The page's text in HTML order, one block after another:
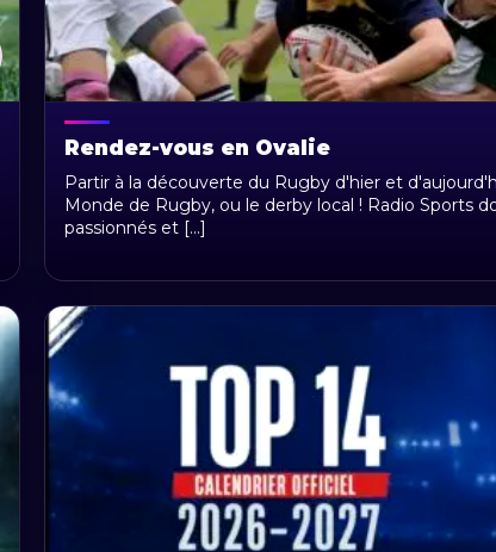
Rendez-vous en Ovalie
Partir à la découverte du Rugby d'hier et
Monde de Rugby, ou le derby local ! Radio Sports
passionnés et [...]